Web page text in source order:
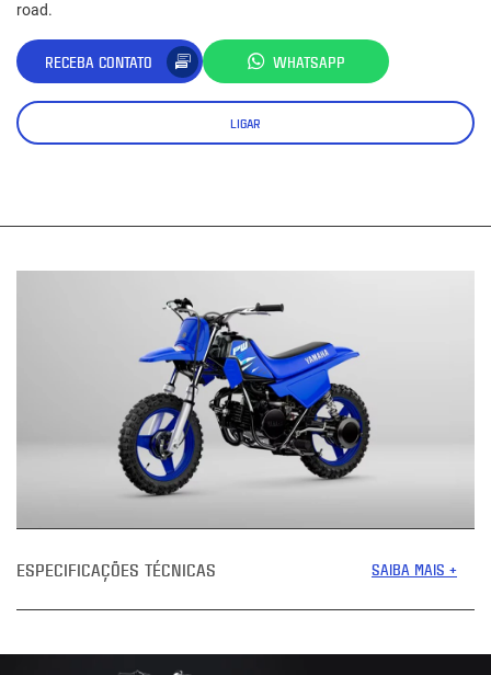
road.
RECEBA CONTATO WHATSAPP
LIGAR
ESPECIFICAÇÕES TÉCNICAS SAIBA MAIS +